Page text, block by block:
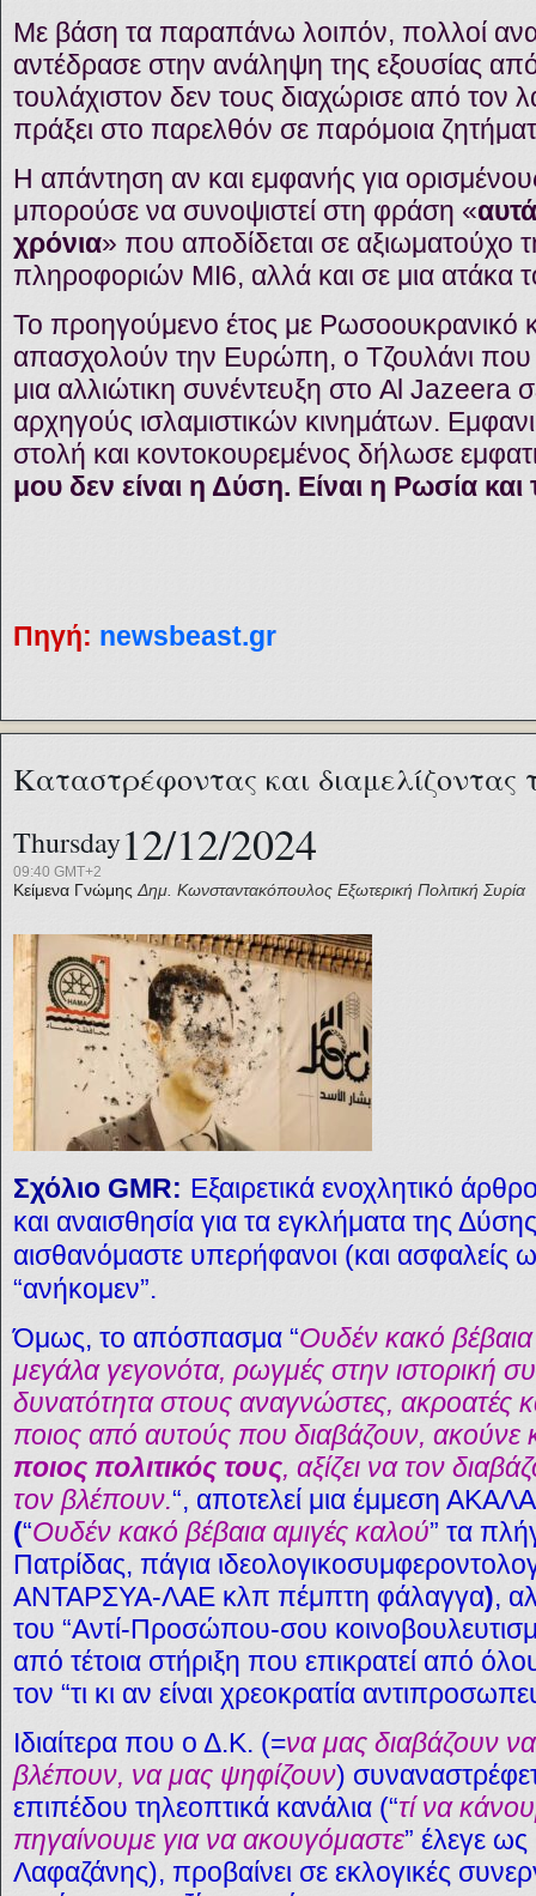
Με βάση τα παραπάνω λοιπόν, πολλοί
αντέδρασε στην ανάληψη της εξουσίας από
τουλάχιστον δεν τους διαχώρισε από τον
πράξει στο παρελθόν σε παρόμοια
Η απάντηση αν και εμφανής για
μπορούσε να συνοψιστεί στη φράση «
χρόνια» που αποδίδεται σε αξιωματούχο
πληροφοριών MI6, αλλά και σε μια ατάκα
Το προηγούμενο έτος με Ρωσοουκρανικό
απασχολούν την Ευρώπη, ο Τζουλάνι που
μια αλλιώτικη συνέντευξη στο Al Jazeera
αρχηγούς ισλαμιστικών κινημάτων.
στολή και κοντοκουρεμένος δήλωσε
μου δεν είναι η Δύση. Είναι η Ρωσία και
Πηγή: newsbeast.gr
Καταστρέφοντας και διαμελίζοντας
Thursday12/12/2024
09:40 GMT+2
Κείμενα Γνώμης Δημ. Κωνσταντακόπουλος Εξωτερική Πολιτική Συρία
Σχόλιο GMR: Εξαιρετικά ενοχλητικό
και αναισθησία για τα εγκλήματα της
αισθανόμαστε υπερήφανοι (και ασφαλείς
“ανήκομεν”.
Όμως, το απόσπασμα “Ουδέν κακό βέβαια
μεγάλα γεγονότα, ρωγμές στην ιστορική
δυνατότητα στους αναγνώστες, ακροατές
ποιος από αυτούς που διαβάζουν, ακούνε
ποιος πολιτικός τους, αξίζει να τον
τον βλέπουν.“, αποτελεί μια έμμεση
(“Ουδέν κακό βέβαια αμιγές καλού” τα
Πατρίδας, πάγια
ΑΝΤΑΡΣΥΑ-ΛΑΕ κλπ πέμπτη φάλαγγα),
του “Αντί-Προσώπου-σου
από τέτοια στήριξη που επικρατεί από
τον “τι κι αν είναι χρεοκρατία
Ιδιαίτερα που ο Δ.Κ. (=να μας διαβάζουν
βλέπουν, να μας ψηφίζουν)
επιπέδου τηλεοπτικά κανάλια (“τί να
πηγαίνουμε για να ακουγόμαστε” έλεγε
Λαφαζάνης), προβαίνει σε εκλογικές